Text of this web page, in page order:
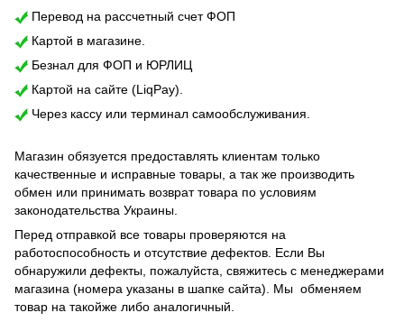
Перевод на рассчетный счет ФОП
Картой в магазине.
Безнал для ФОП и ЮРЛИЦ
Картой на сайте (LiqPay).
Через кассу или терминал самообслуживания.
Магазин обязуется предоставлять клиентам только
качественные и исправные товары, а так же производить
обмен или принимать возврат товара по условиям
законодательства Украины.
Перед отправкой все товары проверяются на
работоспособность и отсутствие дефектов. Если Вы
обнаружили дефекты, пожалуйста, свяжитесь с менеджерами
магазина (номера указаны в шапке сайта). Мы обменяем
товар на такойже либо аналогичный.